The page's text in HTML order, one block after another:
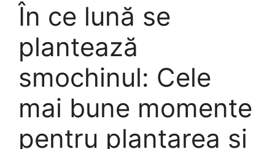
În ce lună se
plantează
smochinul: Cele
mai bune momente
pentru plantarea și